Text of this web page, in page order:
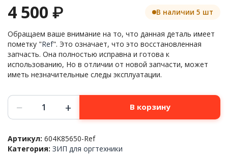
4 500 ₽
Обращаем ваше внимание на то, что данная деталь имеет
пометку "Ref". Это означает, что это восстановленная
запчасть. Она полностью исправна и готова к
использованию, Но в отличии от новой запчасти, может
иметь незначительные следы эксплуатации.
В наличии 5 шт
Количество
товара
Задняя
в
сборе
− + В корзину
Артикул: 604K85650-Ref
Категория: ЗИП для оргтехники